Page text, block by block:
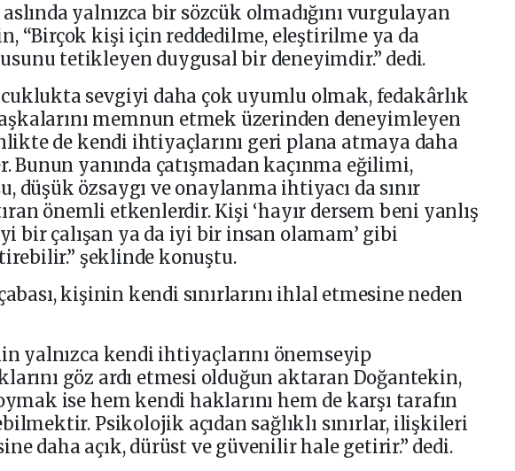
aslında yalnızca bir sözcük olmadığını vurgulayan
“Birçok kişi için reddedilme, eleştirilme ya da
tetikleyen duygusal bir deneyimdir.” dedi.
sevgiyi daha çok uyumlu olmak, fedakârlık
memnun etmek üzerinden deneyimleyen
de kendi ihtiyaçlarını geri plana atmaya daha
Bunun yanında çatışmadan kaçınma eğilimi,
düşük özsaygı ve onaylanma ihtiyacı da sınır
önemli etkenlerdir. Kişi ‘hayır dersem beni yanlış
bir çalışan ya da iyi bir insan olamam’ gibi
şeklinde konuştu.
kişinin kendi sınırlarını ihlal etmesine neden
yalnızca kendi ihtiyaçlarını önemseyip
göz ardı etmesi olduğun aktaran Doğantekin,
ise hem kendi haklarını hem de karşı tarafın
Psikolojik açıdan sağlıklı sınırlar, ilişkileri
daha açık, dürüst ve güvenilir hale getirir.” dedi.